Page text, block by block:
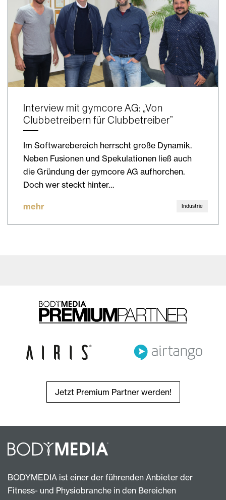
Interview mit gymcore AG: „Von
Clubbetreibern für Clubbetreiber”
Im Softwarebereich herrscht große Dynamik.
Neben Fusionen und Spekulationen ließ auch
die Gründung der gymcore AG aufhorchen.
Doch wer steckt hinter…
mehr Industrie
Jetzt Premium Partner werden!
BODYMEDIA ist einer der führenden Anbieter der
Fitness- und Physiobranche in den Bereichen